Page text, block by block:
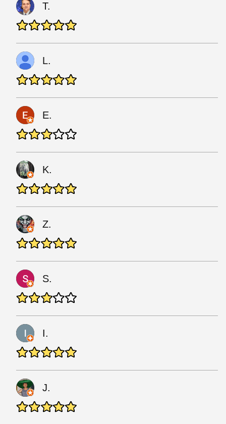
T.
L.
E.
K.
Z.
S.
I.
J.